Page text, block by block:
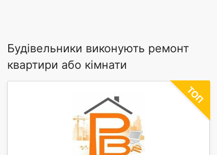
Будівельники виконують ремонт
квартири або кімнати